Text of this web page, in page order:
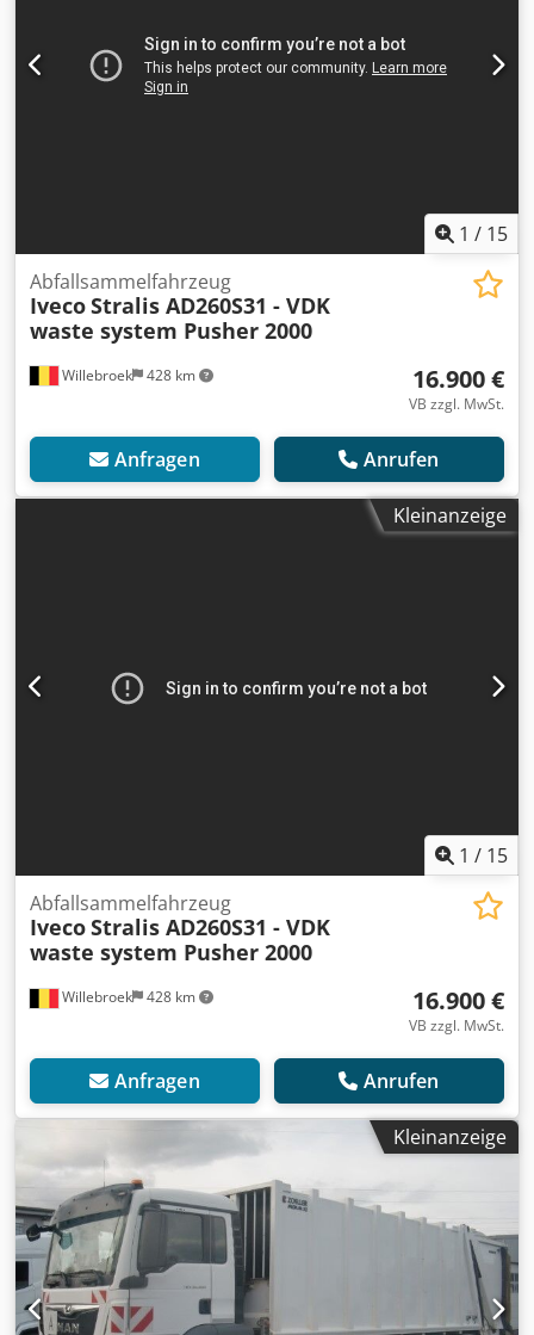
1 / 15
Willebroek 428 km
Abfallsammelfahrzeug
IvecoStralis AD260S31 - VDK
waste system Pusher 2000
16.900 €
VB zzgl. MwSt.
Anfragen Anrufen
Kleinanzeige
1 / 15
Willebroek 428 km
Abfallsammelfahrzeug
IvecoStralis AD260S31 - VDK
waste system Pusher 2000
16.900 €
VB zzgl. MwSt.
Anfragen Anrufen
Kleinanzeige